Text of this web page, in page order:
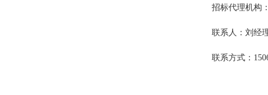
招标代理机构
联系人：刘经
联系方式：